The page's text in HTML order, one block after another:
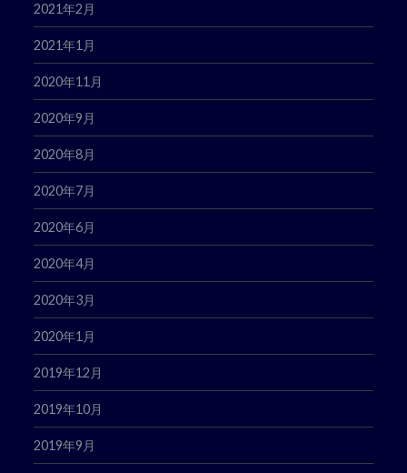
2021年2月
2021年1月
2020年11月
2020年9月
2020年8月
2020年7月
2020年6月
2020年4月
2020年3月
2020年1月
2019年12月
2019年10月
2019年9月